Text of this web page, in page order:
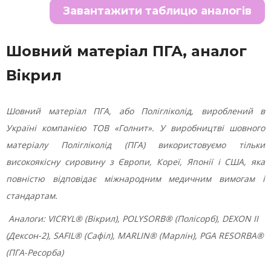
Завантажити таблицю аналогів
Шовний матеріал ПГА, aналог
Вікрил
Шовний матеріал ПГА, або Полігліколід, вироблений в
Україні компанією ТОВ «Голнит». У виробництві шовного
матеріалу Полігліколід (ПГА) використовуємо тільки
високоякісну сировину з Європи, Кореї, Японії і США, яка
повністю відповідає міжнародним медичним вимогам і
стандартам.
Аналоги: VICRYL® (Вікрил), POLYSORB® (Полісорб), DEXON II
(Дексон-2), SAFIL® (Сафіл), MARLIN® (Марлін), PGA RESORBA®
(ПГА-Ресорба)